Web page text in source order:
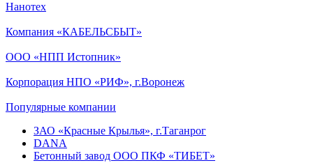
Нанотех
Компания «КАБЕЛЬСБЫТ»
ООО «НПП Истопник»
Корпорация НПО «РИФ», г.Воронеж
Популярные компании
ЗАО «Красные Крылья», г.Таганрог
DANA
Бетонный завод ООО ПКФ «ТИБЕТ»